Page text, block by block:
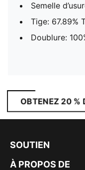
Semelle
Tige: 67.89%
Doublure:
OBTENEZ 20 %
SOUTIEN
À PROPOS DE